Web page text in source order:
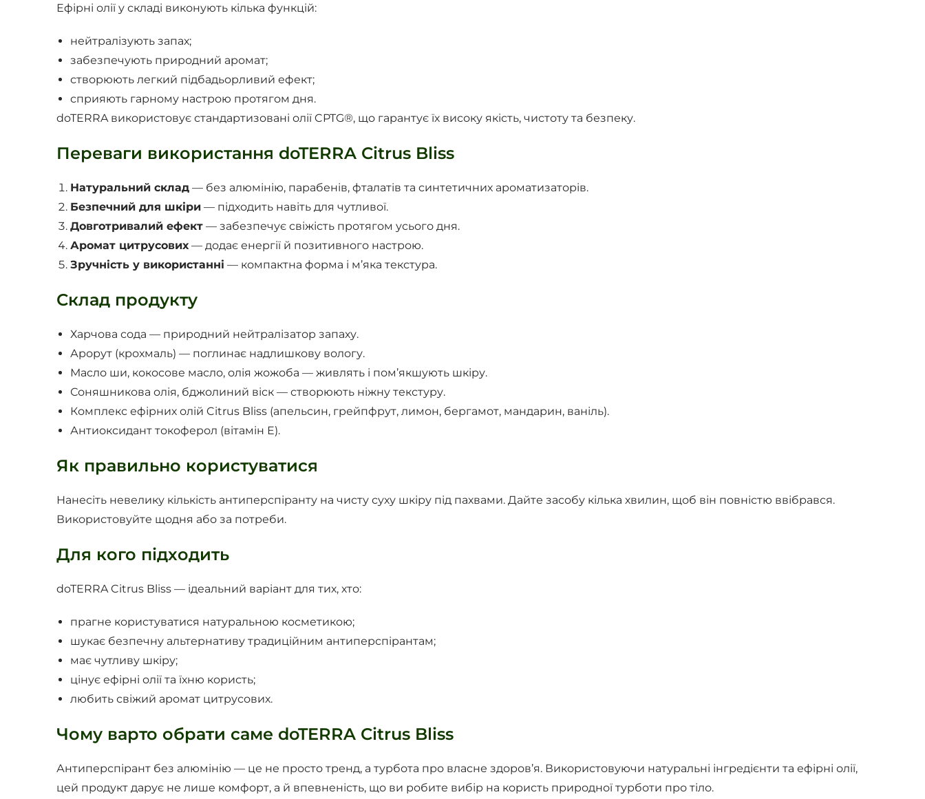
Ефірні олії у складі виконують кілька функцій:
нейтралізують запах;
забезпечують природний аромат;
створюють легкий підбадьорливий ефект;
сприяють гарному настрою протягом дня.
doTERRA використовує стандартизовані олії CPTG®, що гарантує їх високу якість, чистоту та безпеку.
Переваги використання doTERRA Citrus Bliss
Натуральний склад — без алюмінію, парабенів, фталатів та синтетичних ароматизаторів.
Безпечний для шкіри — підходить навіть для чутливої.
Довготривалий ефект — забезпечує свіжість протягом усього дня.
Аромат цитрусових — додає енергії й позитивного настрою.
Зручність у використанні — компактна форма і м’яка текстура.
Склад продукту
Харчова сода — природний нейтралізатор запаху.
Арорут (крохмаль) — поглинає надлишкову вологу.
Масло ши, кокосове масло, олія жожоба — живлять і пом’якшують шкіру.
Соняшникова олія, бджолиний віск — створюють ніжну текстуру.
Комплекс ефірних олій Citrus Bliss (апельсин, грейпфрут, лимон, бергамот, мандарин, ваніль).
Антиоксидант токоферол (вітамін Е).
Як правильно користуватися
Нанесіть невелику кількість антиперспіранту на чисту суху шкіру під пахвами. Дайте засобу кілька хвилин, щоб він повністю ввібрався.
Використовуйте щодня або за потреби.
Для кого підходить
doTERRA Citrus Bliss — ідеальний варіант для тих, хто:
прагне користуватися натуральною косметикою;
шукає безпечну альтернативу традиційним антиперспірантам;
має чутливу шкіру;
цінує ефірні олії та їхню користь;
любить свіжий аромат цитрусових.
Чому варто обрати саме doTERRA Citrus Bliss
Антиперспірант без алюмінію — це не просто тренд, а турбота про власне здоров’я. Використовуючи натуральні інгредієнти та ефірні олії,
цей продукт дарує не лише комфорт, а й впевненість, що ви робите вибір на користь природної турботи про тіло.